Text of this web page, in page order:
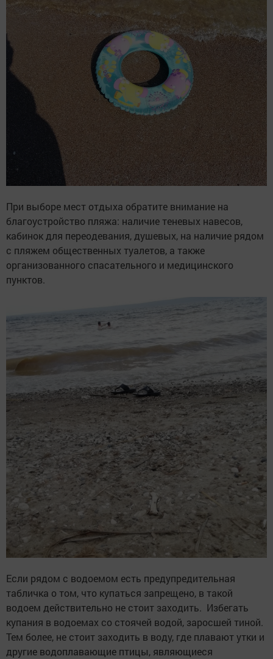
При выборе мест отдыха обратите внимание на
благоустройство пляжа: наличие теневых навесов,
кабинок для переодевания, душевых, на наличие рядом
с пляжем общественных туалетов, а также
организованного спасательного и медицинского
пунктов.
Если рядом с водоемом есть предупредительная
табличка о том, что купаться запрещено, в такой
водоем действительно не стоит заходить. Избегать
купания в водоемах со стоячей водой, заросшей тиной.
Тем более, не стоит заходить в воду, где плавают утки и
другие водоплавающие птицы, являющиеся